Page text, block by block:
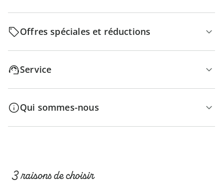
Offres spéciales et réductions
Service
Qui sommes-nous
3 raisons de choisir